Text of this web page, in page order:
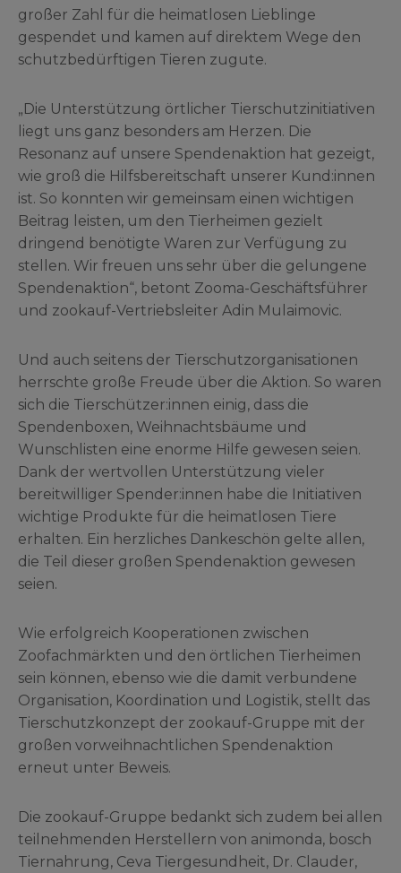
großer Zahl für die heimatlosen Lieblinge
gespendet und kamen auf direktem Wege den
schutzbedürftigen Tieren zugute.
„Die Unterstützung örtlicher Tierschutzinitiativen
liegt uns ganz besonders am Herzen. Die
Resonanz auf unsere Spendenaktion hat gezeigt,
wie groß die Hilfsbereitschaft unserer Kund:innen
ist. So konnten wir gemeinsam einen wichtigen
Beitrag leisten, um den Tierheimen gezielt
dringend benötigte Waren zur Verfügung zu
stellen. Wir freuen uns sehr über die gelungene
Spendenaktion“, betont Zooma-Geschäftsführer
und zookauf-Vertriebsleiter Adin Mulaimovic.
Und auch seitens der Tierschutzorganisationen
herrschte große Freude über die Aktion. So waren
sich die Tierschützer:innen einig, dass die
Spendenboxen, Weihnachtsbäume und
Wunschlisten eine enorme Hilfe gewesen seien.
Dank der wertvollen Unterstützung vieler
bereitwilliger Spender:innen habe die Initiativen
wichtige Produkte für die heimatlosen Tiere
erhalten. Ein herzliches Dankeschön gelte allen,
die Teil dieser großen Spendenaktion gewesen
seien.
Wie erfolgreich Kooperationen zwischen
Zoofachmärkten und den örtlichen Tierheimen
sein können, ebenso wie die damit verbundene
Organisation, Koordination und Logistik, stellt das
Tierschutzkonzept der zookauf-Gruppe mit der
großen vorweihnachtlichen Spendenaktion
erneut unter Beweis.
Die zookauf-Gruppe bedankt sich zudem bei allen
teilnehmenden Herstellern von animonda, bosch
Tiernahrung, Ceva Tiergesundheit, Dr. Clauder,